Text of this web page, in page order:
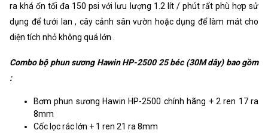
ra khá ổn tối đa 150 psi với lưu lượng 1.2 lít / phút rất phù hợp sử
dụng để tưới lan , cây cảnh sân vườn hoặc dụng để làm mát cho
diện tích nhỏ không quá lớn .
Combo bộ phun sương Hawin HP-2500 25 béc (30M dây) bao gồm
:
Bơm phun sương Hawin HP-2500 chính hãng + 2 ren 17 ra
8mm
Cốc lọc rác lớn + 1 ren 21 ra 8mm